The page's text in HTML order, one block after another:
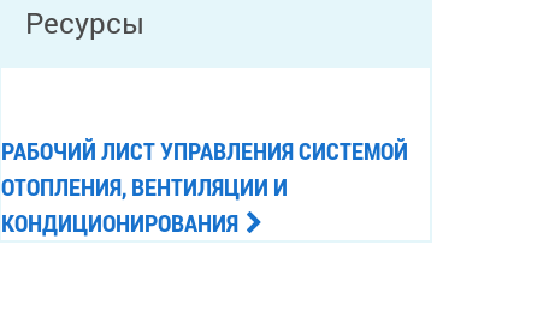
Ресурсы
РАБОЧИЙ ЛИСТ УПРАВЛЕНИЯ СИСТЕМОЙ
ОТОПЛЕНИЯ, ВЕНТИЛЯЦИИ И
КОНДИЦИОНИРОВАНИЯ